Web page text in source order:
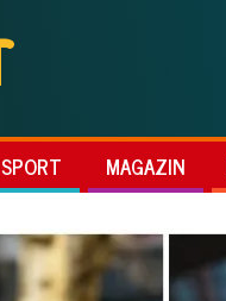
SPORT MAGAZIN